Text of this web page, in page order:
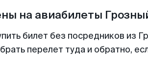
на авиабилеты
билет без посредников из
перелет туда и обратно,